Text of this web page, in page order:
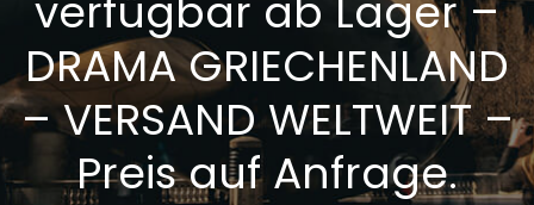
verfügbar ab Lager –
DRAMA GRIECHENLAND
– VERSAND WELTWEIT –
Preis auf Anfrage.